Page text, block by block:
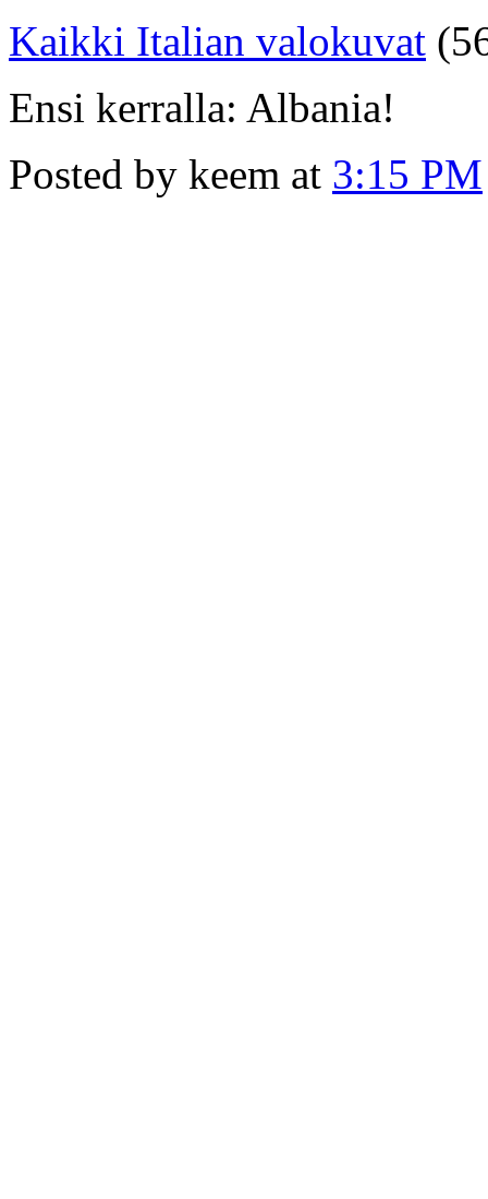
Kaikki Italian valokuvat
Ensi kerralla: Albania!
Posted by keem at 3:15 PM